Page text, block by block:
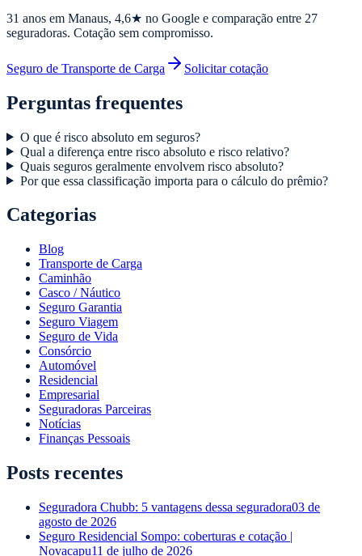
31 anos em Manaus, 4,6★ no Google e comparação entre 27
seguradoras. Cotação sem compromisso.
Seguro de Transporte de Carga Solicitar cotação
Perguntas frequentes
O que é risco absoluto em seguros?
Qual a diferença entre risco absoluto e risco relativo?
Quais seguros geralmente envolvem risco absoluto?
Por que essa classificação importa para o cálculo do prêmio?
Categorias
Blog
Transporte de Carga
Caminhão
Casco / Náutico
Seguro Garantia
Seguro Viagem
Seguro de Vida
Consórcio
Automóvel
Residencial
Empresarial
Seguradoras Parceiras
Notícias
Finanças Pessoais
Posts recentes
Seguradora Chubb: 5 vantagens dessa seguradora03 de
agosto de 2026
Seguro Residencial Sompo: coberturas e cotação |
Novacapu11 de julho de 2026